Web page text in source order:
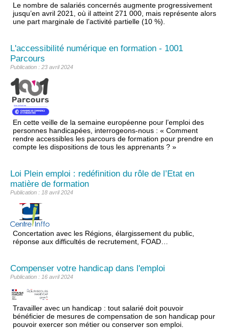
Le nombre de salariés concernés augmente progressivement
jusqu’en avril 2021, où il atteint 271 000, mais représente alors
une part marginale de l’activité partielle (10 %).
L'accessibilité numérique en formation - 1001
Parcours
Publication : 23 avril 2024
En cette veille de la semaine européenne pour l’emploi des
personnes handicapées, interrogeons-nous : « Comment
rendre accessibles les parcours de formation pour prendre en
compte les dispositions de tous les apprenants ? »
Loi Plein emploi : redéfinition du rôle de l’Etat en
matière de formation
Publication : 18 avril 2024
Concertation avec les Régions, élargissement du public,
réponse aux difficultés de recrutement, FOAD…
Compenser votre handicap dans l'emploi
Publication : 16 avril 2024
Travailler avec un handicap : tout salarié doit pouvoir
bénéficier de mesures de compensation de son handicap pour
pouvoir exercer son métier ou conserver son emploi.